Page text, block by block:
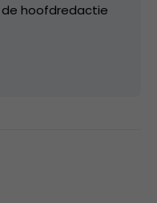
de hoofdredactie